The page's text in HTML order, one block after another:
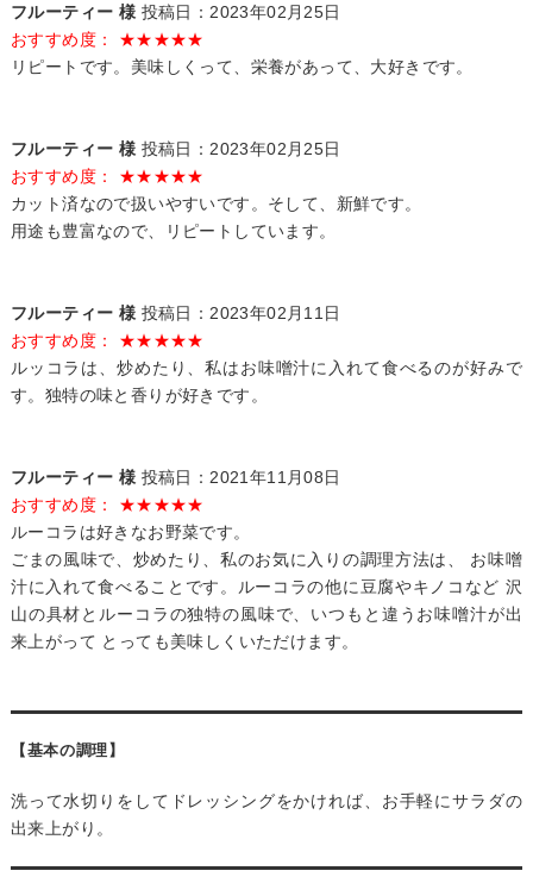
フルーティー 様 投稿日：2023年02月25日
おすすめ度： ★★★★★
リピートです。美味しくって、栄養があって、大好きです。
フルーティー 様 投稿日：2023年02月25日
おすすめ度： ★★★★★
カット済なので扱いやすいです。そして、新鮮です。
用途も豊富なので、リピートしています。
フルーティー 様 投稿日：2023年02月11日
おすすめ度： ★★★★★
ルッコラは、炒めたり、私はお味噌汁に入れて食べるのが好みで
す。独特の味と香りが好きです。
フルーティー 様 投稿日：2021年11月08日
おすすめ度： ★★★★★
ルーコラは好きなお野菜です。
ごまの風味で、炒めたり、私のお気に入りの調理方法は、 お味噌
汁に入れて食べることです。ルーコラの他に豆腐やキノコなど 沢
山の具材とルーコラの独特の風味で、いつもと違うお味噌汁が出
来上がって とっても美味しくいただけます。
【基本の調理】
洗って水切りをしてドレッシングをかければ、お手軽にサラダの
出来上がり。